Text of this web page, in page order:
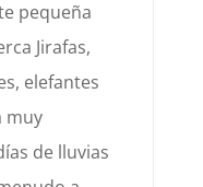
e pequeña
Jirafas,
elefantes
muy
de lluvias